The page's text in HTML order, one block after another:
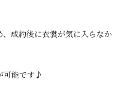
成約後に衣裳が気に入らなか
可能です♪